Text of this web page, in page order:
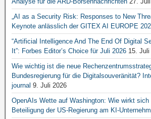
„AI as a Security Risk: Responses to New
Keynote anlässlich der GITEX AI EUROPE
“Artificial Intelligence And The End Of Digital
It”: Forbes Editor’s Choice für Juli 2026 15. Juli
Wie wichtig ist die neue
Bundesregierung für die Digitalsouveränität?
journal 9. Juli 2026
OpenAIs Wette auf Washington: Wie wirkt sich
Beteiligung der US-Regierung am KI-